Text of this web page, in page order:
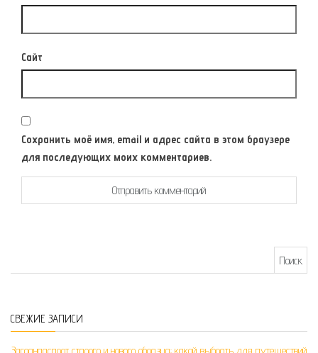
Сайт
Сохранить моё имя, email и адрес сайта в этом браузере
для последующих моих комментариев.
СВЕЖИЕ ЗАПИСИ